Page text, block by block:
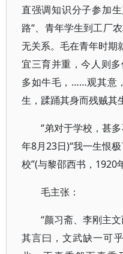
直强调知识分子参加
路“、青年学生到工厂
无关系。毛在青年时期
宜三育并重，今人则
多如牛毛，……观其意
生，蹂踊其身而残贼
“弟对于学校，甚
年8月23日)“我一生恨
校”(与黎邵西书，1920
毛主张：
“颜习斋、李刚主
其言曰，文武缺一可